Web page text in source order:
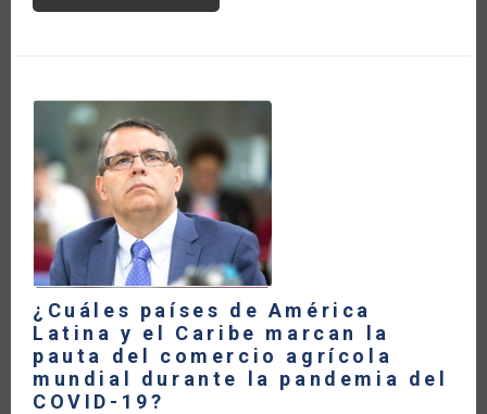
13
AGRÍCOLA
AMÉRICA
LATINA
Y
EL
CARIBE
DURANTE
LA
PANDEMIA
DEL
COVID-
19
¿Cuáles países de América
Latina y el Caribe marcan la
pauta del comercio agrícola
mundial durante la pandemia del
COVID-19?